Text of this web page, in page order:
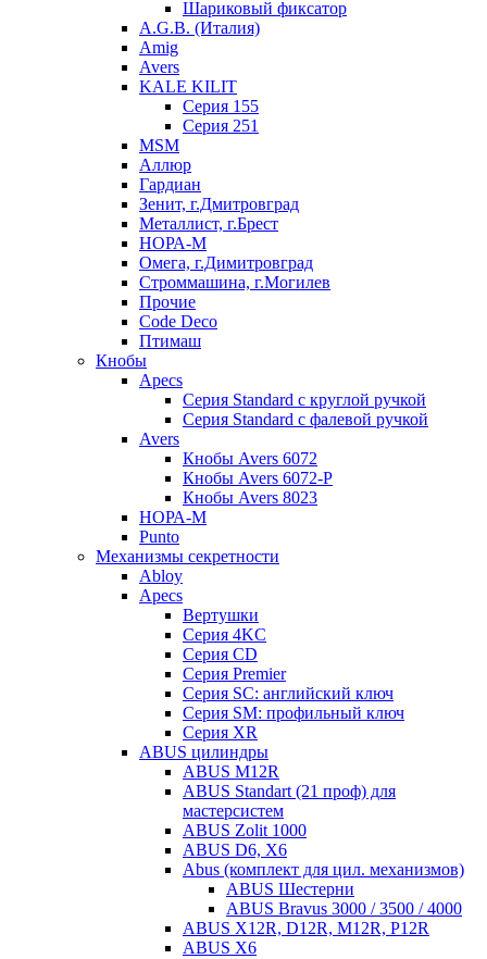
Шариковый фиксатор
A.G.B. (Италия)
Amig
Avers
KALE KILIT
Серия 155
Серия 251
MSM
Аллюр
Гардиан
Зенит, г.Дмитровград
Металлист, г.Брест
НОРА-М
Омега, г.Димитровград
Строммашина, г.Могилев
Прочие
Code Deco
Птимаш
Кнобы
Apecs
Серия Standard с круглой ручкой
Серия Standard с фалевой ручкой
Avers
Кнобы Avers 6072
Кнобы Avers 6072-P
Кнобы Avers 8023
НОРА-М
Punto
Механизмы секретности
Abloy
Apecs
Вертушки
Серия 4KC
Серия CD
Серия Premier
Серия SC: английский ключ
Серия SM: профильный ключ
Серия XR
ABUS цилиндры
ABUS M12R
ABUS Standart (21 проф) для
мастерсистем
ABUS Zolit 1000
ABUS D6, X6
Abus (комплект для цил. механизмов)
ABUS Шестерни
ABUS Bravus 3000 / 3500 / 4000
ABUS X12R, D12R, M12R, P12R
ABUS X6